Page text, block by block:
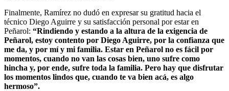
Finalmente, Ramírez no dudó en expresar su gratitud hacia el
técnico Diego Aguirre y su satisfacción personal por estar en
Peñarol: “Rindiendo y estando a la altura de la exigencia de
Peñarol, estoy contento por Diego Aguirre, por la confianza que
me da, y por mí y mi familia. Estar en Peñarol no es fácil por
momentos, cuando no van las cosas bien, uno sufre como
hincha y, por ende, sufre toda la familia. Pero hay que disfrutar
los momentos lindos que, cuando te va bien acá, es algo
hermoso”.